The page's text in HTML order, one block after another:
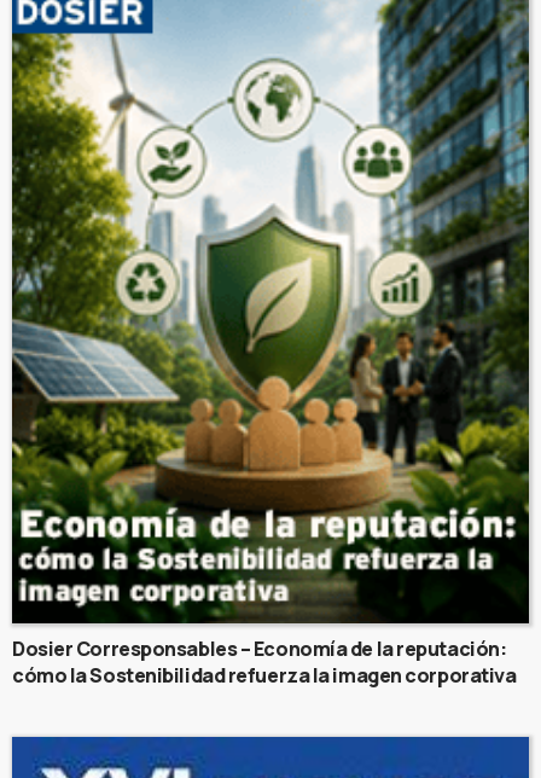
Dosier Corresponsables – Economía de la reputación:
cómo la Sostenibilidad refuerza la imagen corporativa